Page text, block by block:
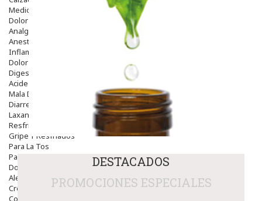
Medicamentos
Dolor E Inflamación
Analgésicos
Anestésicos
Inflamación Articulaciones
Dolor Muscular / Articular
Digestivo
Acidez, Gases Y Ardores
Mala Digestion
Diarrea / Estreñimiento / Vómitos
Laxantes
Resfriados
Gripe Y Resfriados
Para La Tos
Para Descongestionar La Nariz
Dolor De Garganta
Alergias Y Picaduras
Cremas
Comprimidos
DESTACADOS
PROMOCIONES ESPECIALES